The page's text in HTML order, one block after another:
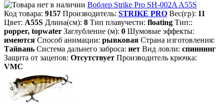
Воблер Strike Pro SH-002A A55S
Код товара: 9157 Производитель: STRIKE PRO Вес(гр): 11
Цвет: A55S Длина(см): 8 Тип плавучести: floating Тип::
popper, topwater Заглубление (м): 0 Шумовые эффекты:
имеются Способ анимации: рывковая Страна изготовления:
Тайвань Система дальнего заброса: нет Вид ловли: спиннинг
Защита от зацепов: Отсутствует Производитель крючка:
VMC